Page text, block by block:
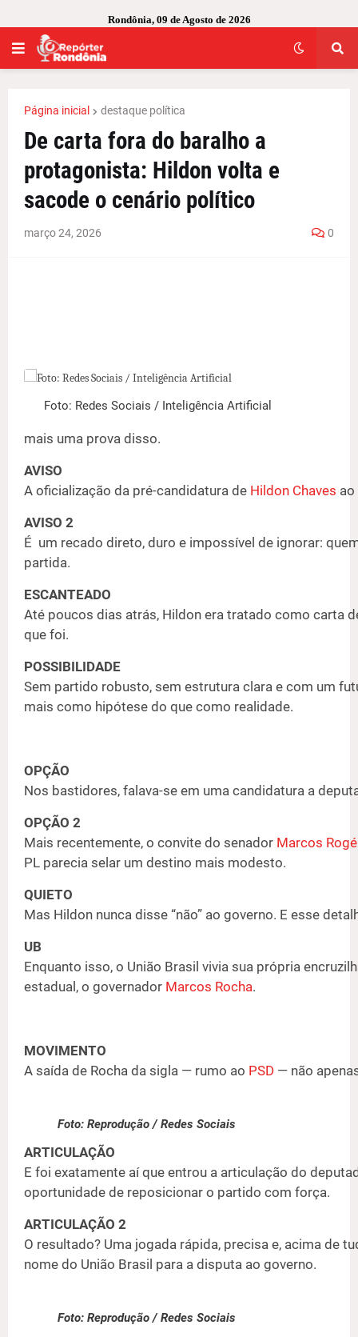
Rondônia, 09 de Agosto de 2026
Página inicial destaque política
De carta fora do baralho a
protagonista: Hildon volta e
sacode o cenário político
março 24, 2026 0
Foto: Redes Sociais / Inteligência Artificial
mais uma prova disso.
AVISO
A oficialização da pré-candidatura de Hildon Chaves
AVISO 2
É um recado direto, duro e impossível de ignorar:
partida.
ESCANTEADO
Até poucos dias atrás, Hildon era tratado como carta
que foi.
POSSIBILIDADE
Sem partido robusto, sem estrutura clara e com um
mais como hipótese do que como realidade.
OPÇÃO
Nos bastidores, falava-se em uma candidatura a
OPÇÃO 2
Mais recentemente, o convite do senador Marcos
PL parecia selar um destino mais modesto.
QUIETO
Mas Hildon nunca disse “não” ao governo. E esse
UB
Enquanto isso, o União Brasil vivia sua própria
estadual, o governador Marcos Rocha.
MOVIMENTO
A saída de Rocha da sigla — rumo ao PSD — não
Foto: Reprodução / Redes Sociais
ARTICULAÇÃO
E foi exatamente aí que entrou a articulação do
oportunidade de reposicionar o partido com força.
ARTICULAÇÃO 2
O resultado? Uma jogada rápida, precisa e, acima de
nome do União Brasil para a disputa ao governo.
Foto: Reprodução / Redes Sociais